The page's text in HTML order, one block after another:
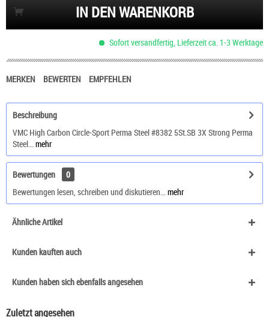
IN DEN WARENKORB
Sofort versandfertig, Lieferzeit ca. 1-3 Werktage
MERKEN BEWERTEN EMPFEHLEN
Beschreibung
VMC High Carbon Circle-Sport Perma Steel #8382 5St.SB 3X Strong Perma
Steel...mehr
Bewertungen
0
Bewertungen lesen, schreiben und diskutieren...mehr
Ähnliche Artikel
Kunden kauften auch
Kunden haben sich ebenfalls angesehen
Zuletzt angesehen